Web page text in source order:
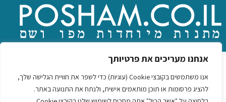
אנחנו מעריכים את פרטיותך
אנו משתמשים בקובצי Cookie (עוגיות) כדי לשפר את חוויית הגלישה שלך,
להציג פרסומות או תוכן מותאמים אישית, ולנתח את התנועה באתר.
כל הזכויות שמורות לפו שם